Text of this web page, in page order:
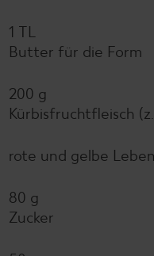
1 TL
Butter für die Form
200 g
Kürbisfruchtfleisch
rote und gelbe
80 g
Zucker